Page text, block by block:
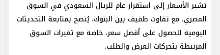
تشير الأسعار إلى استقرار عام للريال السعودي في السوق
المصري، مع تفاوت طفيف بين البنوك. يُنصح بمتابعة التحديثات
اليومية للحصول على أفضل سعر، خاصة مع تغيرات السوق
المرتبطة بتحركات العرض والطلب.